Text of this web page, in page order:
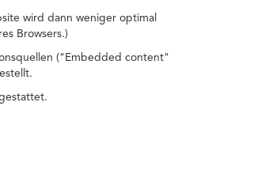
wird dann weniger optimal
Browsers.)
("Embedded content"